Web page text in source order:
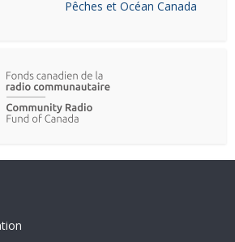
Pêches et Océan Canada